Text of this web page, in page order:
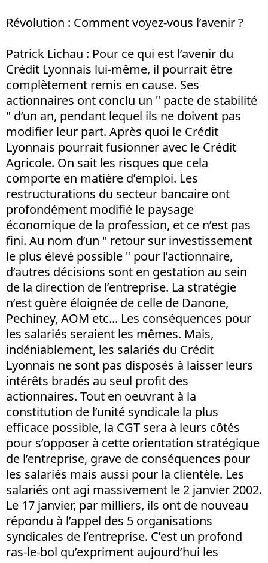
Révolution : Comment voyez-vous l’avenir ?
Patrick Lichau : Pour ce qui est l’avenir du
Crédit Lyonnais lui-même, il pourrait être
complètement remis en cause. Ses
actionnaires ont conclu un " pacte de stabilité
" d’un an, pendant lequel ils ne doivent pas
modifier leur part. Après quoi le Crédit
Lyonnais pourrait fusionner avec le Crédit
Agricole. On sait les risques que cela
comporte en matière d’emploi. Les
restructurations du secteur bancaire ont
profondément modifié le paysage
économique de la profession, et ce n’est pas
fini. Au nom d’un " retour sur investissement
le plus élevé possible " pour l’actionnaire,
d’autres décisions sont en gestation au sein
de la direction de l’entreprise. La stratégie
n’est guère éloignée de celle de Danone,
Pechiney, AOM etc... Les conséquences pour
les salariés seraient les mêmes. Mais,
indéniablement, les salariés du Crédit
Lyonnais ne sont pas disposés à laisser leurs
intérêts bradés au seul profit des
actionnaires. Tout en oeuvrant à la
constitution de l’unité syndicale la plus
efficace possible, la CGT sera à leurs côtés
pour s’opposer à cette orientation stratégique
de l’entreprise, grave de conséquences pour
les salariés mais aussi pour la clientèle. Les
salariés ont agi massivement le 2 janvier 2002.
Le 17 janvier, par milliers, ils ont de nouveau
répondu à l’appel des 5 organisations
syndicales de l’entreprise. C’est un profond
ras-le-bol qu’expriment aujourd’hui les